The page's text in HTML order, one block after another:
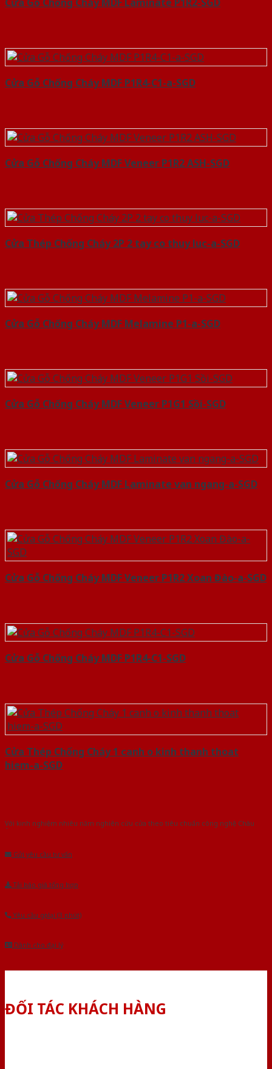
Cửa Gỗ Chống Cháy MDF P1R4-C1-a-SGD
Cửa Gỗ Chống Cháy MDF Veneer P1R2 ASH-SGD
Cửa Thép Chống Cháy 2P 2 tay co thuy luc-a-SGD
Cửa Gỗ Chống Cháy MDF Melamine P1-a-SGD
Cửa Gỗ Chống Cháy MDF Veneer P1G1 Sồi-SGD
Cửa Gỗ Chống Cháy MDF Laminate van ngang-a-SGD
Cửa Gỗ Chống Cháy MDF Veneer P1R2 Xoan Đào-a-SGD
Cửa Gỗ Chống Cháy MDF P1R4-C1-SGD
Cửa Thép Chống Cháy 1 canh o kinh thanh thoat
hiem-a-SGD
Với kinh nghiệm nhiêu năm nghiên cứu cửa theo tiêu chuẩn công nghệ Châu
Gửi yêu cầu tư vấn
Tải báo giá tổng hợp
Yêu cầu gọi lại (3 phút)
Dành cho đại lý
ĐỐI TÁC KHÁCH HÀNG